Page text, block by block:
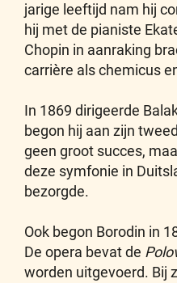
jarige leeftijd nam hij
hij met de pianiste
Chopin in aanraking
carrière als chemicus
In 1869 dirigeerde
begon hij aan zijn
geen groot succes,
deze symfonie in
bezorgde.
Ook begon Borodin in
De opera bevat de
worden uitgevoerd. Bij